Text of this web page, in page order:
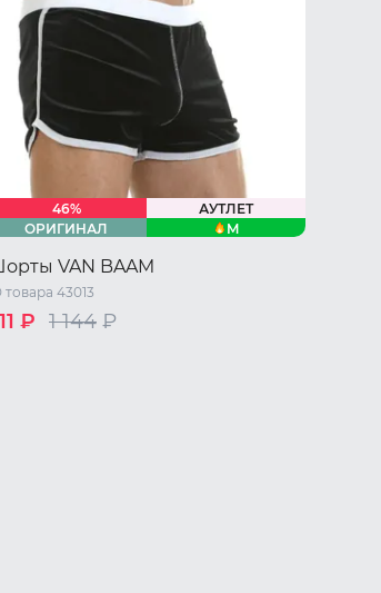
46%
АУТЛЕТ
ОРИГИНАЛ
M
VAN BAAM
товара 43013
₽ 1 144 ₽